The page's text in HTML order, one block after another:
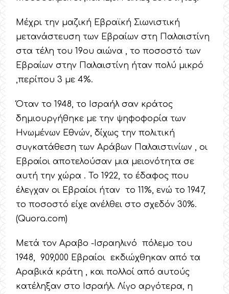
Μέχρι την μαζική Εβραϊκή Σιωνιστική
μετανάστευση των Εβραίων στη Παλαιστίνη
στα τέλη του 19ου αιώνα , το ποσοστό των
Εβραίων στην Παλαιστίνη ήταν πολύ μικρό
,περίπου 3 με 4%.
Όταν το 1948, το Ισραήλ σαν κράτος
δημιουργήθηκε με την ψηφοφορία των
Ηνωμένων Εθνών, δίχως την πολιτική
συγκατάθεση των Αράβων Παλαιστινίων , οι
Εβραίοι αποτελούσαν μια μειονότητα σε
αυτή την χώρα . Το 1922, το έδαφος που
έλεγχαν οι Εβραίοι ήταν το 11%, ενώ το 1947,
το ποσοστό είχε ανέλθει στο σχεδόν 30%.
(Quora.com)
Μετά τον Αραβο -Ισραηλινό πόλεμο του
1948, 909,000 Εβραίοι εκδιώχθηκαν από τα
Αραβικά κράτη , και πολλοί από αυτούς
κατέληξαν στο Ισραήλ. Λίγο αργότερα, η